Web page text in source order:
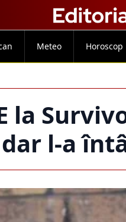
Meteo Horoscop
la
l-a